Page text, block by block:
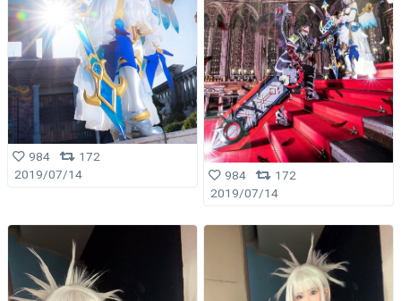
984
172
2019/07/14
984
172
2019/07/14